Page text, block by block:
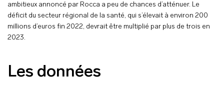
ambitieux annoncé par Rocca a peu de chances d’atténuer. Le
déficit du secteur régional de la santé, qui s’élevait à environ 200
millions d’euros fin 2022, devrait être multiplié par plus de trois en
2023.
Les données